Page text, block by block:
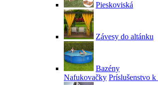
Pieskoviská
Závesy do altánku
Bazény
Nafukovačky Príslušenstvo k